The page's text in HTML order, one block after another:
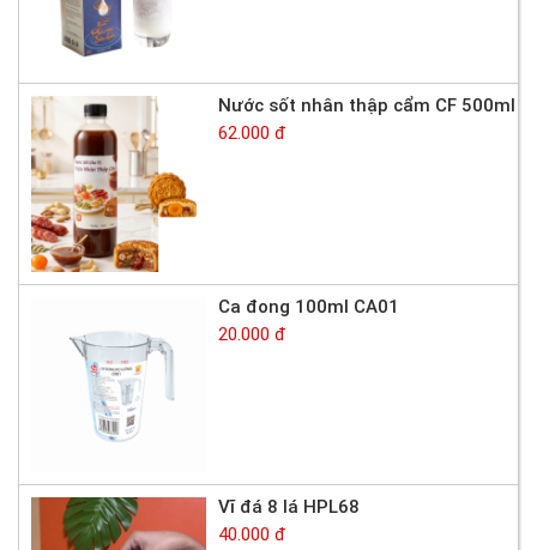
Nước sốt nhân thập cẩm CF 500ml
62.000 đ
Ca đong 100ml CA01
20.000 đ
Vĩ đá 8 lá HPL68
40.000 đ